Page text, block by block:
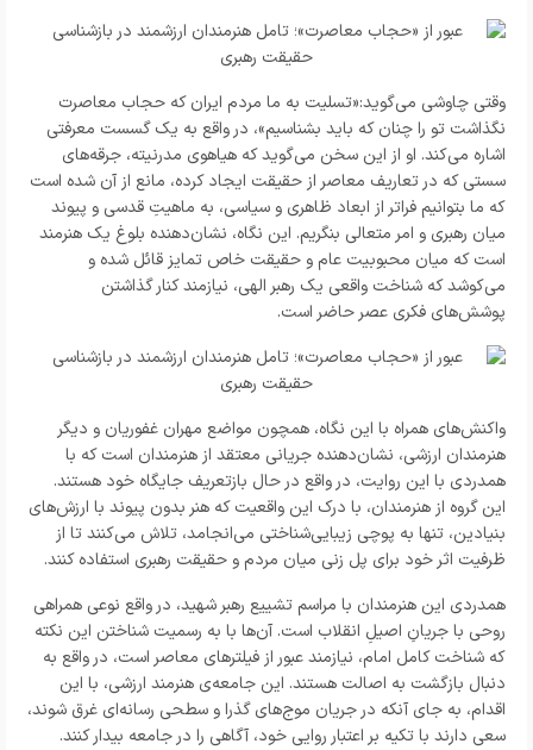
وقتی چاوشی می‌گوید:«تسلیت به ما مردم ایران که حجاب معاصرت
نگذاشت تو را چنان که باید بشناسیم»، در واقع به یک گسست معرفتی
اشاره می‌کند. او از این سخن می‌گوید که هیاهوی مدرنیته، جرقه‌های
سستی که در تعاریف معاصر از حقیقت ایجاد کرده، مانع از آن شده است
که ما بتوانیم فراتر از ابعاد ظاهری و سیاسی، به ماهیتِ قدسی و پیوند
میان رهبری و امر متعالی بنگریم. این نگاه، نشان‌دهنده بلوغ یک هنرمند
است که میان محبوبیت عام و حقیقت خاص تمایز قائل شده و
می‌کوشد که شناخت واقعی یک رهبر الهی، نیازمند کنار گذاشتن
پوشش‌های فکری عصر حاضر است.
واکنش‌های همراه با این نگاه، همچون مواضع مهران غفوریان و دیگر
هنرمندان ارزشی، نشان‌دهنده جریانی معتقد از هنرمندان است که با
همدردی با این روایت، در واقع در حال بازتعریف جایگاه خود هستند.
این گروه از هنرمندان، با درک این واقعیت که هنر بدون پیوند با ارزش‌های
بنیادین، تنها به پوچی زیبایی‌شناختی می‌انجامد، تلاش می‌کنند تا از
ظرفیت اثر خود برای پل زنی میان مردم و حقیقت رهبری استفاده کنند.
همدردی این هنرمندان با مراسم تشییع رهبر شهید، در واقع نوعی همراهی
روحی با جریانِ اصیلِ انقلاب است. آن‌ها با به رسمیت شناختن این نکته
که شناخت کامل امام، نیازمند عبور از فیلترهای معاصر است، در واقع به
دنبال بازگشت به اصالت هستند. این جامعه‌ی هنرمند ارزشی، با این
اقدام، به جای آنکه در جریان موج‌های گذرا و سطحی رسانه‌ای غرق شوند،
سعی دارند با تکیه بر اعتبار روایی خود، آگاهی را در جامعه بیدار کنند.